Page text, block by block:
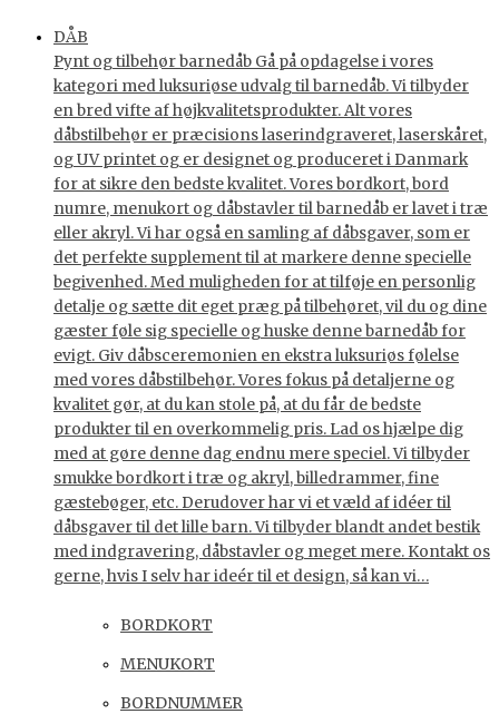
DÅB
Pynt og tilbehør barnedåb Gå på opdagelse i vores
kategori med luksuriøse udvalg til barnedåb. Vi tilbyder
en bred vifte af højkvalitetsprodukter. Alt vores
dåbstilbehør er præcisions laserindgraveret, laserskåret,
og UV printet og er designet og produceret i Danmark
for at sikre den bedste kvalitet. Vores bordkort, bord
numre, menukort og dåbstavler til barnedåb er lavet i træ
eller akryl. Vi har også en samling af dåbsgaver, som er
det perfekte supplement til at markere denne specielle
begivenhed. Med muligheden for at tilføje en personlig
detalje og sætte dit eget præg på tilbehøret, vil du og dine
gæster føle sig specielle og huske denne barnedåb for
evigt. Giv dåbsceremonien en ekstra luksuriøs følelse
med vores dåbstilbehør. Vores fokus på detaljerne og
kvalitet gør, at du kan stole på, at du får de bedste
produkter til en overkommelig pris. Lad os hjælpe dig
med at gøre denne dag endnu mere speciel. Vi tilbyder
smukke bordkort i træ og akryl, billedrammer, fine
gæstebøger, etc. Derudover har vi et væld af idéer til
dåbsgaver til det lille barn. Vi tilbyder blandt andet bestik
med indgravering, dåbstavler og meget mere. Kontakt os
gerne, hvis I selv har ideér til et design, så kan vi…
BORDKORT
MENUKORT
BORDNUMMER